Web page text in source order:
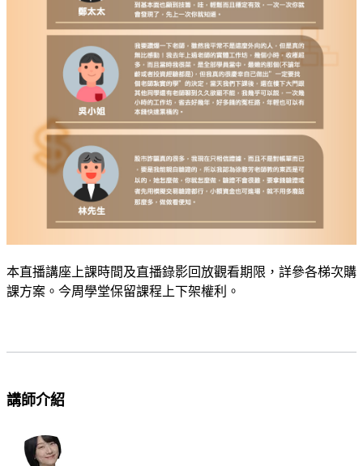
本直播講座上課時間及直播錄影回放觀看期限，詳參各梯次購
課方案。今周學堂保留課程上下架權利。
講師介紹